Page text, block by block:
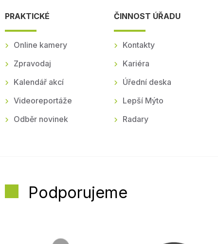
PRAKTICKÉ
Online kamery
Zpravodaj
Kalendář akcí
Videoreportáže
Odběr novinek
ČINNOST ÚŘADU
Kontakty
Kariéra
Úřední deska
Lepší Mýto
Radary
Podporujeme